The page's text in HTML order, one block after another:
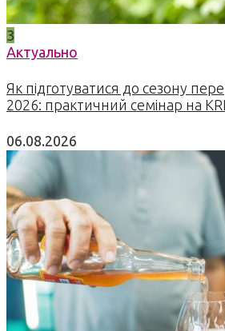
3
Актуально
Як підготуватися до сезону
2026: практичний семінар на
06.08.2026